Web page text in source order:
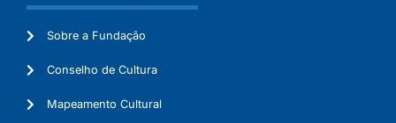
Sobre a Fundação
Conselho de Cultura
Mapeamento Cultural